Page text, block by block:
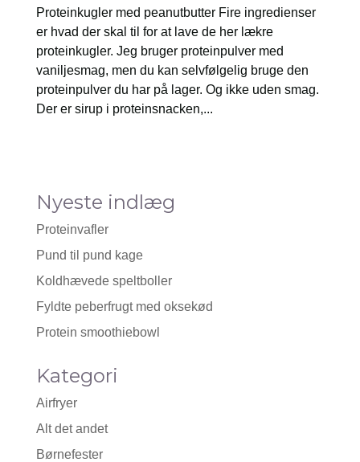
Proteinkugler med peanutbutter Fire ingredienser
er hvad der skal til for at lave de her lækre
proteinkugler. Jeg bruger proteinpulver med
vaniljesmag, men du kan selvfølgelig bruge den
proteinpulver du har på lager. Og ikke uden smag.
Der er sirup i proteinsnacken,...
Nyeste indlæg
Proteinvafler
Pund til pund kage
Koldhævede speltboller
Fyldte peberfrugt med oksekød
Protein smoothiebowl
Kategori
Airfryer
Alt det andet
Børnefester